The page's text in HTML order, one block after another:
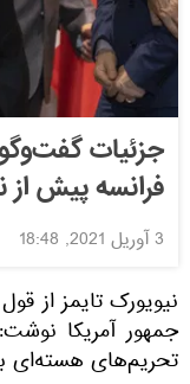
جزئیات
فرانسه پیش
3 آوریل 2021, 18:48
نیویورک تایمز از
جمهور آمریکا
تحریم‌های هسته‌ای